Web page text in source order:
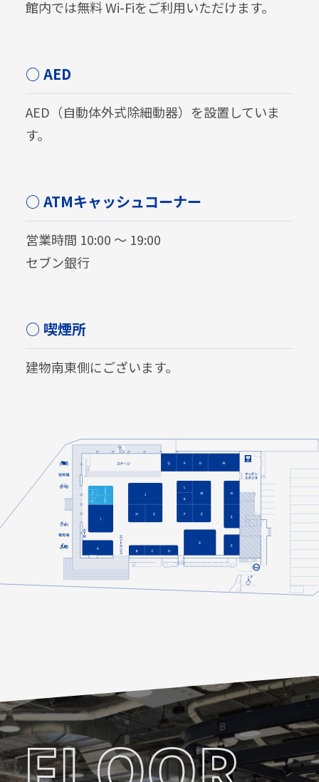
館内では無料 Wi-Fiをご利用いただけます。
○ AED
AED（自動体外式除細動器）を設置していま
す。
○ ATMキャッシュコーナー
営業時間 10:00 〜 19:00
セブン銀行
○ 喫煙所
建物南東側にございます。